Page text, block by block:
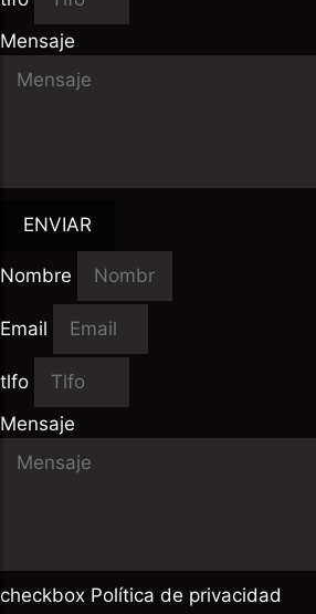
Mensaje
ENVIAR
Nombre
Email
tlfo
Mensaje
checkbox Política de privacidad